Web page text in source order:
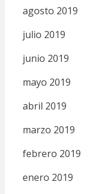
agosto 2019
julio 2019
junio 2019
mayo 2019
abril 2019
marzo 2019
febrero 2019
enero 2019